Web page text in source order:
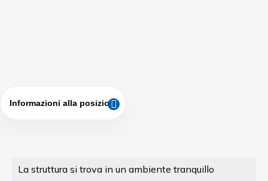
Informazioni alla posizione
La struttura si trova in un ambiente tranquillo